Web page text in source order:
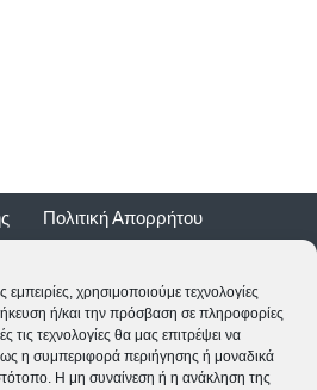
εμπειρίες, χρησιμοποιούμε τεχνολογίες
ή/και την πρόσβαση σε πληροφορίες
τις τεχνολογίες θα μας επιτρέψει να
η συμπεριφορά περιήγησης ή μοναδικά
Η μη συναίνεση ή η ανάκληση της
Πολιτική Απορρήτου